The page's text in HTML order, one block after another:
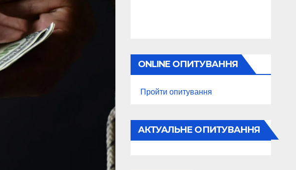
ONLINE ОПИТУВАННЯ
Пройти опитування
АКТУАЛЬНЕ ОПИТУВАННЯ